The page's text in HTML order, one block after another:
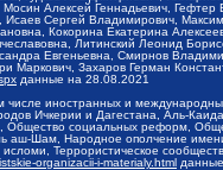
Алексей Геннадьевич,
Сергей Владимирович,
Кокорина Екатерина
Литинский Леонид
Евгеньевна, Смирнов
Маркович, Захаров Герман
данные на 28.08.2021
иностранных и
Ичкерии и Дагестана, Аль-
Общество социальных реформ,
аш-Шам, Народное ополчение
Террористическое
organizacii-i-materialy.html